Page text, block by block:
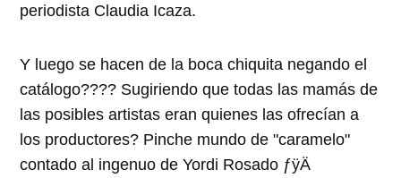
periodista Claudia Icaza.
Y luego se hacen de la boca chiquita negando el
catálogo???? Sugiriendo que todas las mamás de
las posibles artistas eran quienes las ofrecían a
los productores? Pinche mundo de "caramelo"
contado al ingenuo de Yordi Rosado ­ƒÿÄ